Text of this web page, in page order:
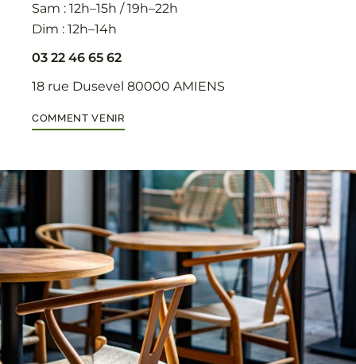
Sam : 12h–15h / 19h–22h
Dim : 12h–14h
03 22 46 65 62
18 rue Dusevel 80000 AMIENS
COMMENT VENIR